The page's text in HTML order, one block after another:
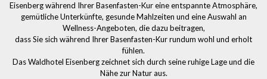
Eisenberg während Ihrer Basenfasten-Kur eine entspannte Atmosphäre,
gemütliche Unterkünfte, gesunde Mahlzeiten und eine Auswahl an
Wellness-Angeboten, die dazu beitragen,
dass Sie sich während Ihrer Basenfasten-Kur rundum wohl und erholt
fühlen.
Das Waldhotel Eisenberg zeichnet sich durch seine ruhige Lage und die
Nähe zur Natur aus.